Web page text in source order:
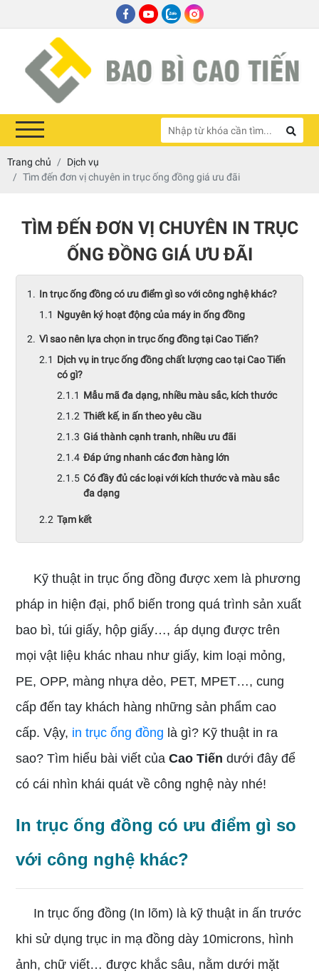
Trang chủ
Dịch vụ
Tìm đến đơn vị chuyên in trục ống đồng giá ưu đãi
TÌM ĐẾN ĐƠN VỊ CHUYÊN IN TRỤC
ỐNG ĐỒNG GIÁ ƯU ĐÃI
In trục ống đồng có ưu điểm gì so với công nghệ khác?
Nguyên ký hoạt động của máy in ống đồng
Vì sao nên lựa chọn in trục ống đồng tại Cao Tiến?
Dịch vụ in trục ống đồng chất lượng cao tại Cao Tiến
có gì?
Mẫu mã đa dạng, nhiều màu sắc, kích thước
Thiết kế, in ấn theo yêu cầu
Giá thành cạnh tranh, nhiều ưu đãi
Đáp ứng nhanh các đơn hàng lớn
Có đầy đủ các loại với kích thước và màu sắc
đa dạng
Tạm kết
Kỹ thuật in trục ống đồng được xem là phương
pháp in hiện đại, phổ biến trong quá trình sản xuất
bao bì, túi giấy, hộp giấy…, áp dụng được trên
mọi vật liệu khác nhau như giấy, kim loại mỏng,
PE, OPP, màng nhựa dẻo, PET, MPET…, cung
cấp đến tay khách hàng những sản phẩm cao
cấp. Vậy, in trục ống đồng là gì? Kỹ thuật in ra
sao? Tìm hiểu bài viết củaCao Tiến dưới đây để
có cái nhìn khái quát về công nghệ này nhé!
In trục ống đồng có ưu điểm gì so
với công nghệ khác?
In trục ống đồng (In lõm) là kỹ thuật in ấn trước
khi sử dụng trục in mạ đồng dày 10microns, hình
ảnh, chữ viết… được khắc sâu, nằm dưới mặt